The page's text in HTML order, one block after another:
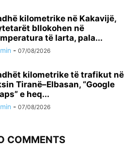
kilometrike në Kakavijë,
bllokohen në
të larta, pala...
- 07/08/2026
kilometrike të trafikut në
Tiranë–Elbasan, “Google
e heq...
- 07/08/2026
COMMENTS